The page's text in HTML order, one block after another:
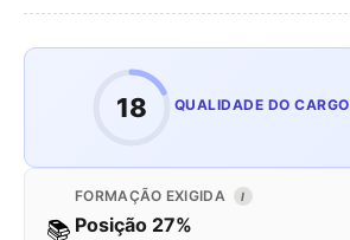
18 QUALIDADE DO CARGO
📚
FORMAÇÃO EXIGIDA I
Posição 27%